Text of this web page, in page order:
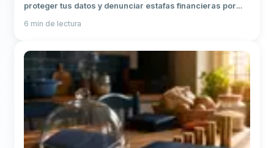
proteger tus datos y denunciar estafas financieras por
6 min de lectura